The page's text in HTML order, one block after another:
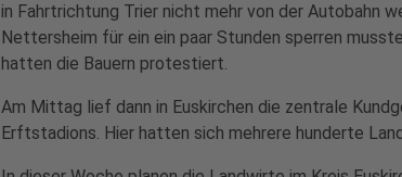
in Fahrtrichtung Trier nicht mehr von der Autobahn
Nettersheim für ein ein paar Stunden sperren
hatten die Bauern protestiert.
Am Mittag lief dann in Euskirchen die zentrale
Erftstadions. Hier hatten sich mehrere hunderte